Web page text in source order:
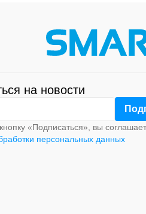
на новости
«Подписаться», вы
персональных данных